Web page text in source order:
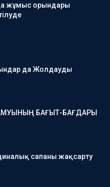
жұмыс орындары
да Жолдауды
БАҒЫТ-БАҒДАРЫ
сапаны жақсарту